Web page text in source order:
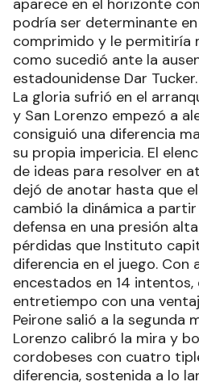
podría ser determinante
comprimido y le permitiría
como sucedió ante la
estadounidense Dar Tucker.
La gloria sufrió en el
y San Lorenzo empezó a
consiguió una diferencia
su propia impericia. El
de ideas para resolver en
dejó de anotar hasta que
cambió la dinámica a
defensa en una presión
pérdidas que Instituto
diferencia en el juego. Con
encestados en 14 intentos,
entretiempo con una
Peirone salió a la segunda
Lorenzo calibró la mira y
cordobeses con cuatro
diferencia, sostenida a lo